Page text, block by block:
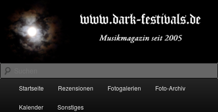
primären
Inhalt
springen
sekundären
Inhalt
springenDARK-FESTIVALS.DE
Suchen
Startseite Rezensionen Fotogalerien Foto-Archiv
Kalender Sonstiges